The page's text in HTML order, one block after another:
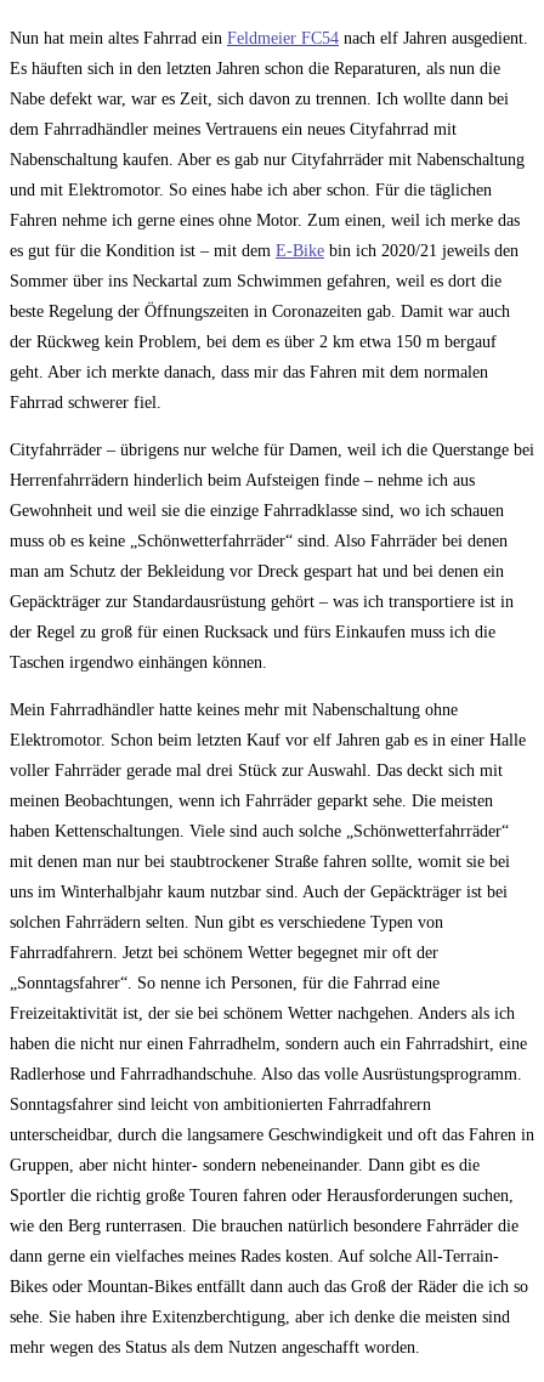
Nun hat mein altes Fahrrad ein Feldmeier FC54 nach elf Jahren ausgedient.
Es häuften sich in den letzten Jahren schon die Reparaturen, als nun die
Nabe defekt war, war es Zeit, sich davon zu trennen. Ich wollte dann bei
dem Fahrradhändler meines Vertrauens ein neues Cityfahrrad mit
Nabenschaltung kaufen. Aber es gab nur Cityfahrräder mit Nabenschaltung
und mit Elektromotor. So eines habe ich aber schon. Für die täglichen
Fahren nehme ich gerne eines ohne Motor. Zum einen, weil ich merke das
es gut für die Kondition ist – mit dem E-Bike bin ich 2020/21 jeweils den
Sommer über ins Neckartal zum Schwimmen gefahren, weil es dort die
beste Regelung der Öffnungszeiten in Coronazeiten gab. Damit war auch
der Rückweg kein Problem, bei dem es über 2 km etwa 150 m bergauf
geht. Aber ich merkte danach, dass mir das Fahren mit dem normalen
Fahrrad schwerer fiel.
Cityfahrräder – übrigens nur welche für Damen, weil ich die Querstange bei
Herrenfahrrädern hinderlich beim Aufsteigen finde – nehme ich aus
Gewohnheit und weil sie die einzige Fahrradklasse sind, wo ich schauen
muss ob es keine „Schönwetterfahrräder“ sind. Also Fahrräder bei denen
man am Schutz der Bekleidung vor Dreck gespart hat und bei denen ein
Gepäckträger zur Standardausrüstung gehört – was ich transportiere ist in
der Regel zu groß für einen Rucksack und fürs Einkaufen muss ich die
Taschen irgendwo einhängen können.
Mein Fahrradhändler hatte keines mehr mit Nabenschaltung ohne
Elektromotor. Schon beim letzten Kauf vor elf Jahren gab es in einer Halle
voller Fahrräder gerade mal drei Stück zur Auswahl. Das deckt sich mit
meinen Beobachtungen, wenn ich Fahrräder geparkt sehe. Die meisten
haben Kettenschaltungen. Viele sind auch solche „Schönwetterfahrräder“
mit denen man nur bei staubtrockener Straße fahren sollte, womit sie bei
uns im Winterhalbjahr kaum nutzbar sind. Auch der Gepäckträger ist bei
solchen Fahrrädern selten. Nun gibt es verschiedene Typen von
Fahrradfahrern. Jetzt bei schönem Wetter begegnet mir oft der
„Sonntagsfahrer“. So nenne ich Personen, für die Fahrrad eine
Freizeitaktivität ist, der sie bei schönem Wetter nachgehen. Anders als ich
haben die nicht nur einen Fahrradhelm, sondern auch ein Fahrradshirt, eine
Radlerhose und Fahrradhandschuhe. Also das volle Ausrüstungsprogramm.
Sonntagsfahrer sind leicht von ambitionierten Fahrradfahrern
unterscheidbar, durch die langsamere Geschwindigkeit und oft das Fahren in
Gruppen, aber nicht hinter- sondern nebeneinander. Dann gibt es die
Sportler die richtig große Touren fahren oder Herausforderungen suchen,
wie den Berg runterrasen. Die brauchen natürlich besondere Fahrräder die
dann gerne ein vielfaches meines Rades kosten. Auf solche All-Terrain-
Bikes oder Mountan-Bikes entfällt dann auch das Groß der Räder die ich so
sehe. Sie haben ihre Exitenzberchtigung, aber ich denke die meisten sind
mehr wegen des Status als dem Nutzen angeschafft worden.